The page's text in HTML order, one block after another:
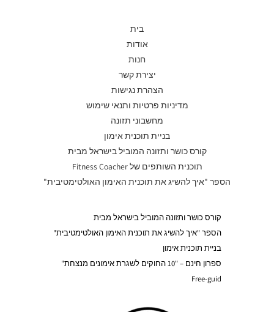
בית
אודות
חנות
יצירת קשר
הצהרת נגישות
מדיניות פרטיות ותנאי שימוש
מחשבוני תזונה
בניית תוכנית אימון
קורס כושר ותזונה המוביל בישראל מבית
תוכנית השותפים של Fitness Coacher
הספר "איך להשיג את תוכנית האימון האולטימטיבית"
קורס כושר ותזונה המוביל בישראל מבית
הספר "איך להשיג את תוכנית האימון האולטימטיבית"
בניית תוכנית אימון
ספרון חינם – "10 החוקים לשגרת אימונים מנצחת"
Free-guid